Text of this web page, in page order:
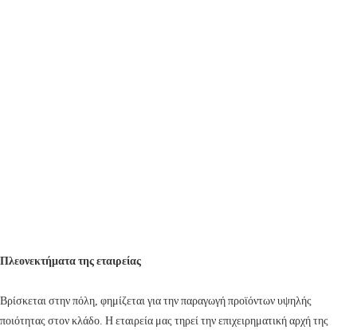
Πλεονεκτήματα της εταιρείας
Βρίσκεται στην πόλη, φημίζεται για την παραγωγή προϊόντων υψηλής
ποιότητας στον κλάδο. Η εταιρεία μας τηρεί την επιχειρηματική αρχή της